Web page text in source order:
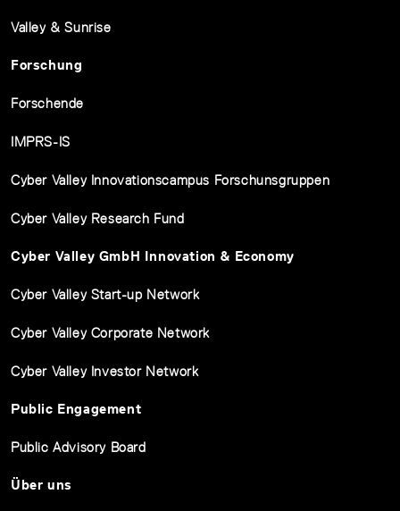
Valley & Sunrise
Forschung
Forschende
IMPRS-IS
Cyber Valley Innovationscampus Forschunsgruppen
Cyber Valley Research Fund
Cyber Valley GmbH Innovation & Economy
Cyber Valley Start-up Network
Cyber Valley Corporate Network
Cyber Valley Investor Network
Public Engagement
Public Advisory Board
Über uns